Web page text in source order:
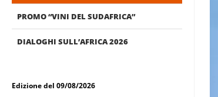
PROMO “VINI DEL SUDAFRICA”
DIALOGHI SULL’AFRICA 2026
Edizione del 09/08/2026